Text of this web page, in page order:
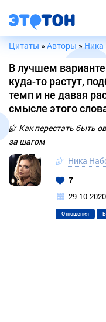
Цитаты » Авторы »Ника
В лучшем
куда-то растут,
темп и не давая
смысле этого
Как перестать быть
за шагом
Ника
7
29-10-
Отношения